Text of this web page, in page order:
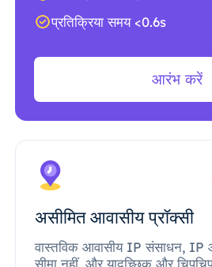
प्रतिक्रिया समय <0.6s
आरंभ करें
असीमित आवासीय प्रॉक्सी
वास्तविक आवासीय IP संसाधन, IP